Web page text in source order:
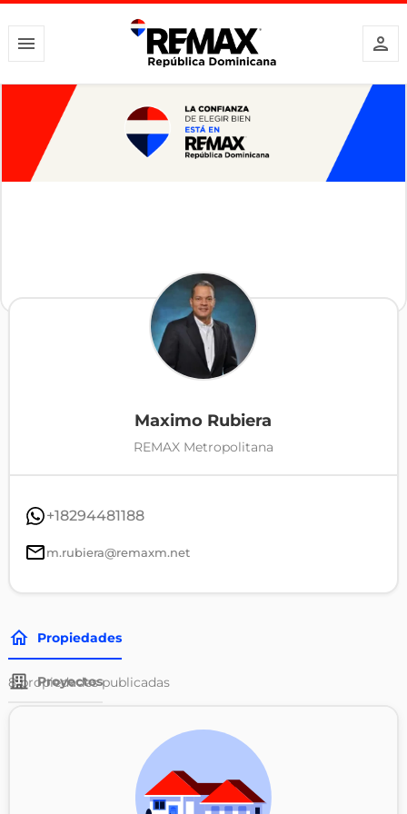
Maximo Rubiera
REMAX Metropolitana
+18294481188
m.rubiera@remaxm.net
Propiedades
Proyectos
8propiedades publicadas